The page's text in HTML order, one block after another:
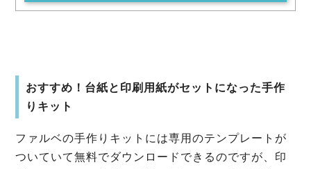
おすすめ！台紙と印刷用紙がセットになった手作
りキット
ファルベの手作りキットには専用のテンプレートが
ついていて無料でダウンロードできるのですが、印